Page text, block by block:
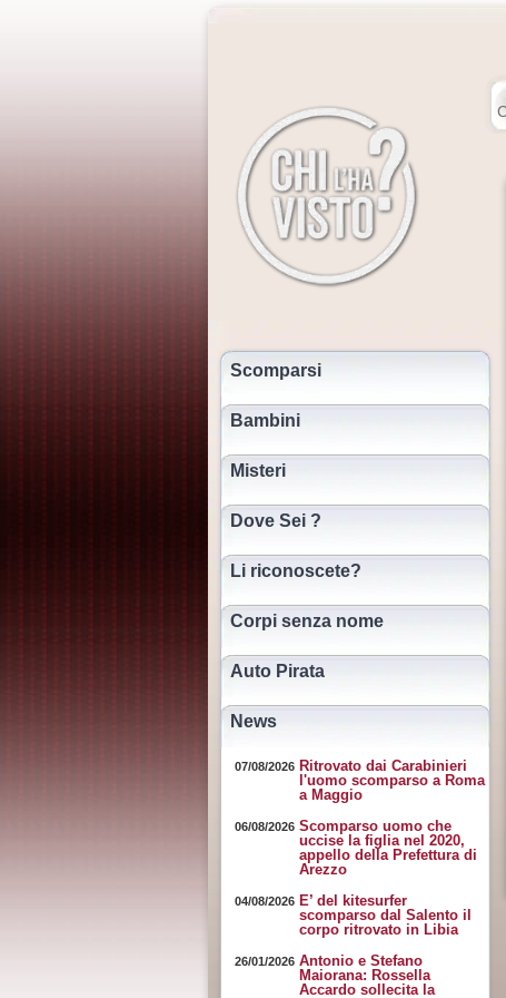
Scomparsi
Bambini
Misteri
Dove Sei ?
Li riconoscete?
Corpi senza nome
Auto Pirata
News
07/08/2026 Ritrovato dai Carabinieri
l'uomo scomparso a Roma
a Maggio
06/08/2026 Scomparso uomo che
uccise la figlia nel 2020,
appello della Prefettura di
Arezzo
04/08/2026 E’ del kitesurfer
scomparso dal Salento il
corpo ritrovato in Libia
26/01/2026 Antonio e Stefano
Maiorana: Rossella
Accardo sollecita la